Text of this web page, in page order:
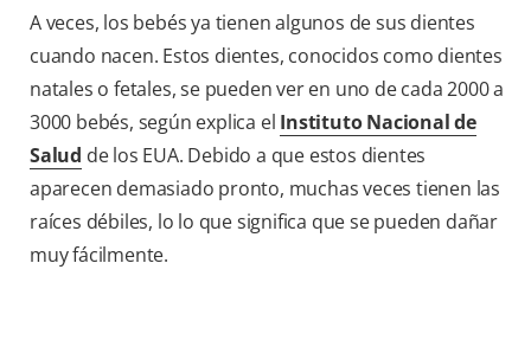
A veces, los bebés ya tienen algunos de sus dientes
cuando nacen. Estos dientes, conocidos como dientes
natales o fetales, se pueden ver en uno de cada 2000 a
3000 bebés, según explica el Instituto Nacional de
Salud de los EUA. Debido a que estos dientes
aparecen demasiado pronto, muchas veces tienen las
raíces débiles, lo lo que significa que se pueden dañar
muy fácilmente.